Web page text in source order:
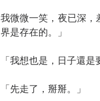
我微微一笑，夜已深
界是存在的。」
「我想也是，日子還是
「先走了，掰掰。」